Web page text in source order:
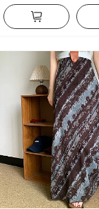
ザイン ルーズフィット
感 スポーツ ガード ズボ
ツ